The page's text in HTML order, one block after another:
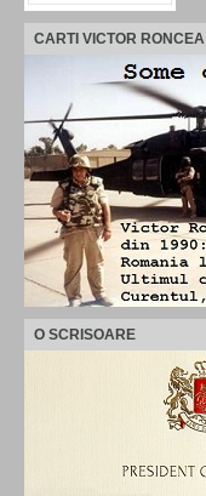
CARTI VICTOR RONCEA
O SCRISOARE